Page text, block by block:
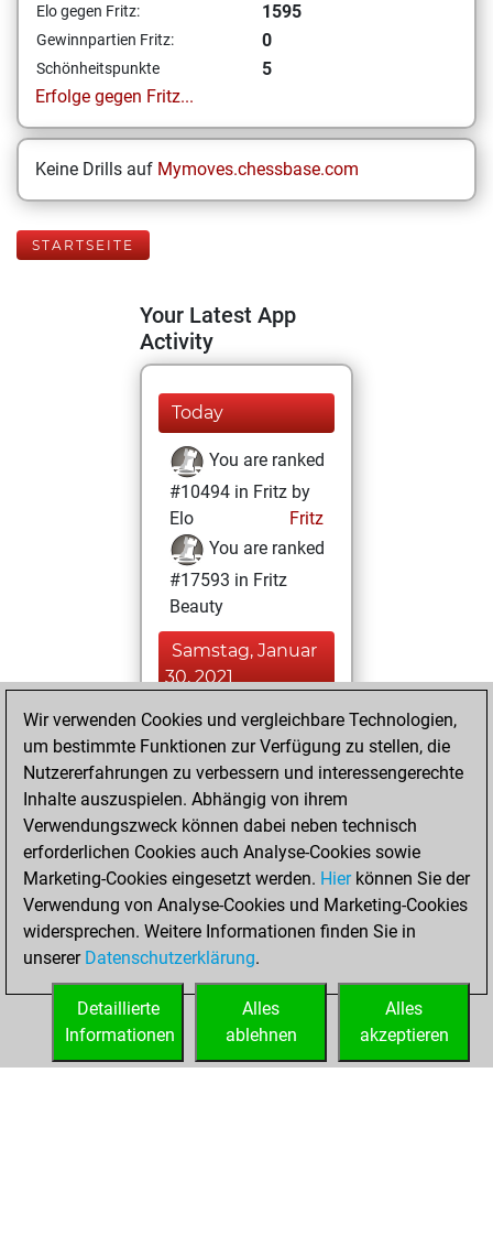
Elo gegen Fritz: 1595
Gewinnpartien Fritz: 0
Schönheitspunkte
5
Erfolge gegen Fritz...
Keine Drills auf Mymoves.chessbase.com
STARTSEITE
Your Latest App
Activity
Today
You are ranked
#10494 in Fritz by
Elo
Fritz
You are ranked
#17593 in Fritz
Beauty
Samstag, Januar
30, 2021
You achieved a
BeautyScore of 5
Fritz
achieved a new Elo
of 1595
Freitag, Januar
22, 2021
You created
your Fritz account
Wir verwenden Cookies und vergleichbare Technologien,
um bestimmte Funktionen zur Verfügung zu stellen, die
Nutzererfahrungen zu verbessern und interessengerechte
Inhalte auszuspielen. Abhängig von ihrem
Verwendungszweck können dabei neben technisch
erforderlichen Cookies auch Analyse-Cookies sowie
Marketing-Cookies eingesetzt werden. Hierkönnen Sie der
Verwendung von Analyse-Cookies und Marketing-Cookies
widersprechen. Weitere Informationen finden Sie in
unserer Datenschutzerklärung.
Alles
akzeptieren
Alles
ablehnen
Detaillierte
Informationen